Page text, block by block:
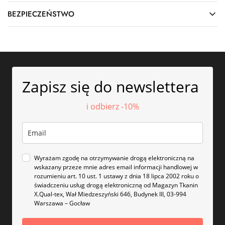
BEZPIECZEŃSTWO
Zapisz się do newslettera
i odbierz -10%
Wyrażam zgodę na otrzymywanie drogą elektroniczną na
wskazany przeze mnie adres email informacji handlowej w
rozumieniu art. 10 ust. 1 ustawy z dnia 18 lipca 2002 roku o
świadczeniu usług drogą elektroniczną od Magazyn Tkanin
X.Qual-tex, Wał Miedzeszyński 646, Budynek III, 03-994
Warszawa – Gocław